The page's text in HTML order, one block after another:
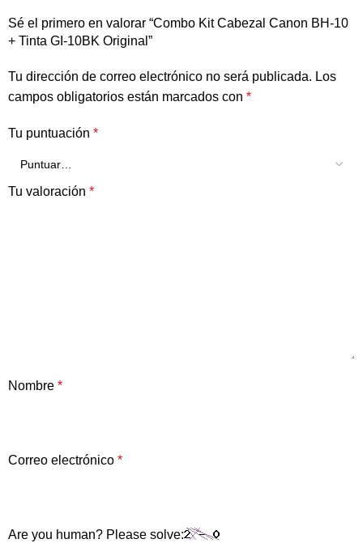
Sé el primero en valorar “Combo Kit Cabezal Canon BH-10
+ Tinta GI-10BK Original”
Tu dirección de correo electrónico no será publicada. Los
campos obligatorios están marcados con *
Tu puntuación *
Tu valoración *
Nombre *
Correo electrónico *
Are you human? Please solve: